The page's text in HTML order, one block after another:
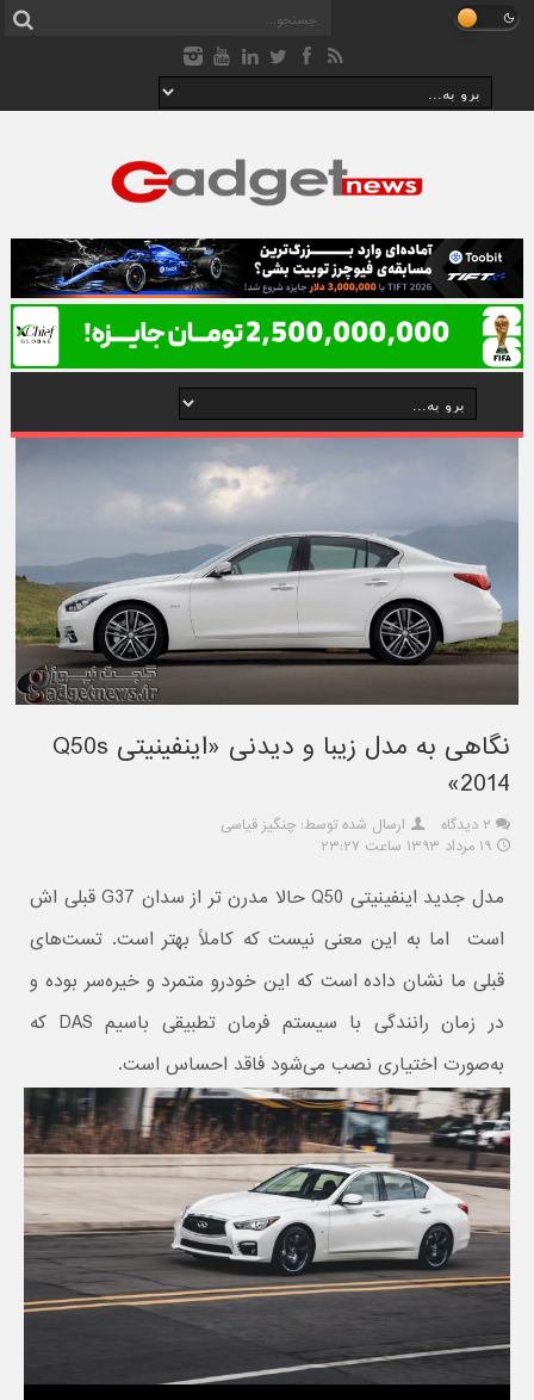
نگاهی به مدل زیبا و دیدنی «اینفینیتی Q50s
2014»
۲ دیدگاه
ارسال شده توسط: چنگیز قیاسی
۱۹ مرداد ۱۳۹۳ ساعت ۲۳:۲۷
مدل جدید اینفینیتی Q50 حالا مدرن تر از سدان G37 قبلی اش
است اما به این معنی نیست که کاملاً بهتر است. تست‌های
قبلی ما نشان داده است که این خودرو متمرد و خیره‌سر بوده و
در زمان رانندگی با سیستم فرمان تطبیقی باسیم DAS که
به‌صورت اختیاری نصب می‌شود فاقد احساس است.